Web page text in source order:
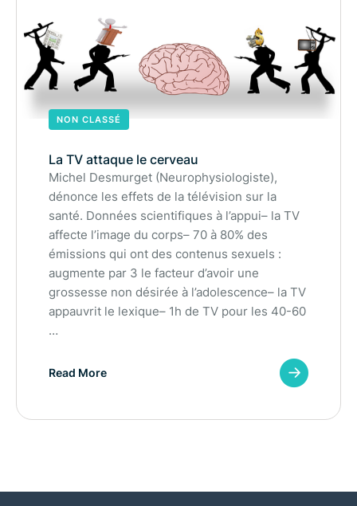
NON CLASSÉ
La TV attaque le cerveau
Michel Desmurget (Neurophysiologiste),
dénonce les effets de la télévision sur la
santé. Données scientifiques à l’appui– la TV
affecte l’image du corps– 70 à 80% des
émissions qui ont des contenus sexuels :
augmente par 3 le facteur d’avoir une
grossesse non désirée à l’adolescence– la TV
appauvrit le lexique– 1h de TV pour les 40-60
…
Read More